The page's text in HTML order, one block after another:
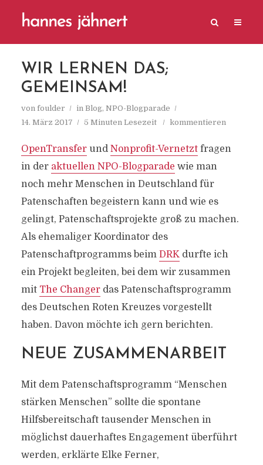
WIR LERNEN DAS;
GEMEINSAM!
von foulder in Blog, NPO-Blogparade
14. März 2017
5 Minuten Lesezeit kommentieren
OpenTransferund Nonprofit-Vernetztfragen
in der aktuellen NPO-Blogparade wie man
noch mehr Menschen in Deutschland für
Patenschaften begeistern kann und wie es
gelingt, Patenschaftsprojekte groß zu machen.
Als ehemaliger Koordinator des
Patenschaftprogramms beim DRKdurfte ich
ein Projekt begleiten, bei dem wir zusammen
mit The Changerdas Patenschaftsprogramm
des Deutschen Roten Kreuzes vorgestellt
haben. Davon möchte ich gern berichten.
NEUE ZUSAMMENARBEIT
Mit dem Patenschaftsprogramm “Menschen
stärken Menschen” sollte die spontane
Hilfsbereitschaft tausender Menschen in
möglichst dauerhaftes Engagement überführt
werden, erklärte Elke Ferner,